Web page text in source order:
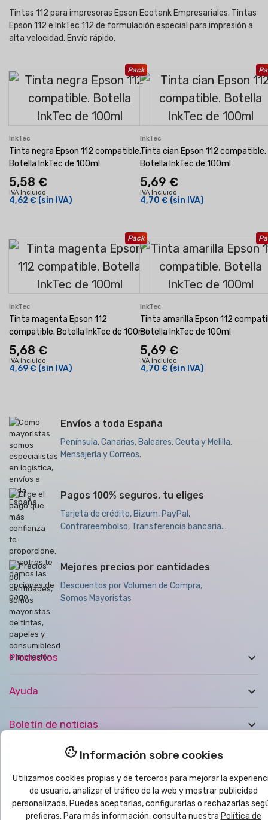
Tintas 112 para impresoras Epson Ecotank Empresariales. Tintas
Epson 112 e InkTec 112 de formulación especial para impresión a
alta velocidad. Envío rápido.
Pack
InkTec
Tinta negra Epson 112 compatible.
Botella InkTec de 100ml
5,58 €
IVA Incluido
4,62 € (sin IVA)
InkTec
Tinta cian Epson 112 compatible.
Botella InkTec de 100ml
5,69 €
IVA Incluido
4,70 € (sin IVA)
Pack
InkTec
Tinta magenta Epson 112
compatible. Botella InkTec de 100ml
5,68 €
IVA Incluido
4,69 € (sin IVA)
InkTec
Tinta amarilla Epson 112
Botella InkTec de 100ml
5,69 €
IVA Incluido
4,70 € (sin IVA)
Envíos a toda España
Península, Canarias, Baleares, Ceuta y Melilla.
Mensajería y Correos.
Pagos 100% seguros, tu eliges
Tarjeta de crédito, Bizum, PayPal,
Contrareembolso, Transferencia bancaria...
Mejores precios por cantidades
Descuentos por Volumen de Compra,
Somos Mayoristas
Productos 
Ayuda 
Boletín de noticias 
109B - 12540 Vila-Real (Castellón) ESPAÑA | CIF: B12458089
Información sobre cookies
Utilizamos cookies propias y de terceros para mejorar la
de usuario, analizar el tráfico de la web y mostrar publicidad
personalizada. Puedes aceptarlas, configurarlas o rechazarlas
prefieras. Para más información, consulta nuestra Política de